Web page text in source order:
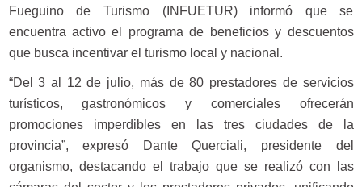
Fueguino de Turismo (INFUETUR) informó que se
encuentra activo el programa de beneficios y descuentos
que busca incentivar el turismo local y nacional.
“Del 3 al 12 de julio, más de 80 prestadores de servicios
turísticos, gastronómicos y comerciales ofrecerán
promociones imperdibles en las tres ciudades de la
provincia”, expresó Dante Querciali, presidente del
organismo, destacando el trabajo que se realizó con las